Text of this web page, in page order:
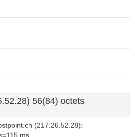
56(84) octets
(217.26.52.28):
ms